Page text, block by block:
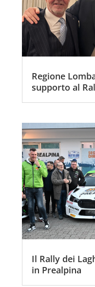
Regione
supporto al
Il Rally dei
in Prealpina